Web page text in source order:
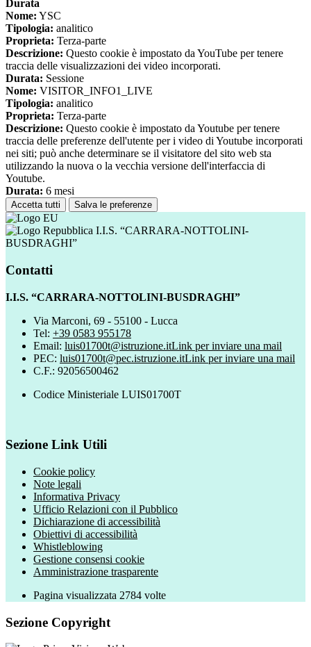
Durata
Nome: YSC
Tipologia: analitico
Proprieta: Terza-parte
Descrizione: Questo cookie è impostato da YouTube per tenere
traccia delle visualizzazioni dei video incorporati.
Durata: Sessione
Nome: VISITOR_INFO1_LIVE
Tipologia: analitico
Proprieta: Terza-parte
Descrizione: Questo cookie è impostato da Youtube per tenere
traccia delle preferenze dell'utente per i video di Youtube incorporati
nei siti; può anche determinare se il visitatore del sito web sta
utilizzando la nuova o la vecchia versione dell'interfaccia di
Youtube.
Durata: 6 mesi
Accetta tutti Salva le preferenze
I.I.S. “CARRARA-NOTTOLINI-
BUSDRAGHI”
Contatti
I.I.S. “CARRARA-NOTTOLINI-BUSDRAGHI”
Via Marconi, 69 - 55100 - Lucca
Tel: +39 0583 955178
Email: luis01700t@istruzione.itLink per inviare una mail
PEC: luis01700t@pec.istruzione.itLink per inviare una mail
C.F.: 92056500462
Codice Ministeriale LUIS01700T
Sezione Link Utili
Cookie policy
Note legali
Informativa Privacy
Ufficio Relazioni con il Pubblico
Dichiarazione di accessibilità
Obiettivi di accessibilità
Whistleblowing
Gestione consensi cookie
Amministrazione trasparente
Pagina visualizzata 2784 volte
Sezione Copyright